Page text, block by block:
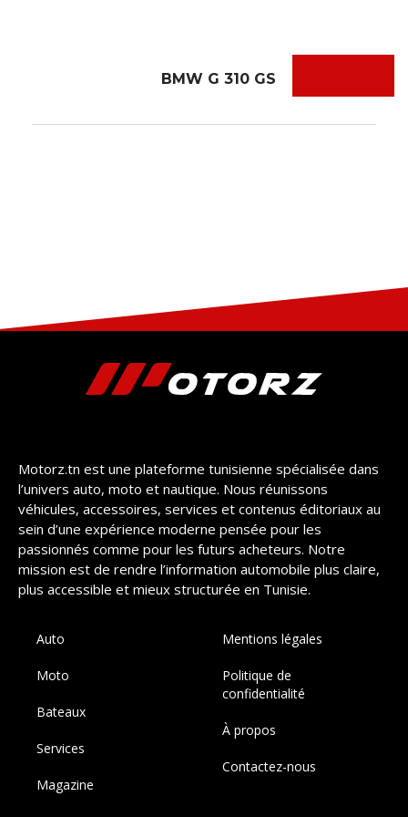
BMW G 310 GS
Motorz.tn est une plateforme tunisienne spécialisée dans
l’univers auto, moto et nautique. Nous réunissons
véhicules, accessoires, services et contenus éditoriaux au
sein d’une expérience moderne pensée pour les
passionnés comme pour les futurs acheteurs. Notre
mission est de rendre l’information automobile plus claire,
plus accessible et mieux structurée en Tunisie.
Auto
Moto
Bateaux
Services
Magazine
Mentions légales
Politique de
confidentialité
À propos
Contactez-nous